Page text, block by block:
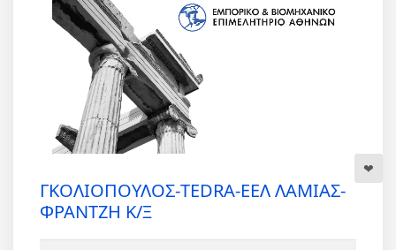
ΓΚΟΛΙΟΠΟΥΛΟΣ-TEDRA-ΕΕΛ ΛΑΜΙΑΣ-
ΦΡΑΝΤΖΗ Κ/Ξ